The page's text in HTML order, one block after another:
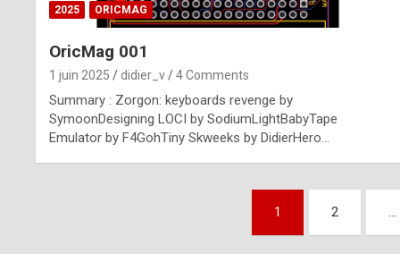
2025 ORICMAG
OricMag 001
1 juin 2025 didier_v 4 Comments
Summary : Zorgon: keyboards revenge by
SymoonDesigning LOCI by SodiumLightBabyTape
Emulator by F4GohTiny Skweeks by DidierHero…
1 2 …